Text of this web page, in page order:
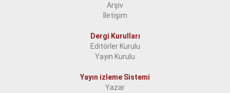
Arşiv
İletişim
Dergi Kurulları
Editörler Kurulu
Yayın Kurulu
Yayın izleme Sistemi
Yazar